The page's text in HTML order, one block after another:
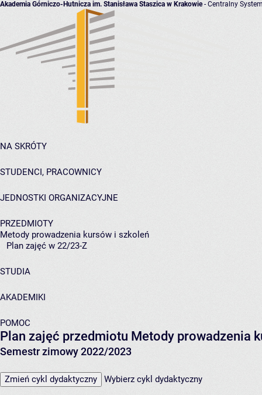
Akademia Górniczo-Hutnicza im. Stanisława Staszica w Krakowie- Centralny
NA SKRÓTY
STUDENCI, PRACOWNICY
JEDNOSTKI ORGANIZACYJNE
PRZEDMIOTY
Metody prowadzenia kursów i szkoleń
Plan zajęć w 22/23-Z
STUDIA
AKADEMIKI
POMOC
Plan zajęć przedmiotu Metody prowadzenia
Semestr zimowy 2022/2023
Zmień cykl dydaktyczny Wybierz cykl dydaktyczny